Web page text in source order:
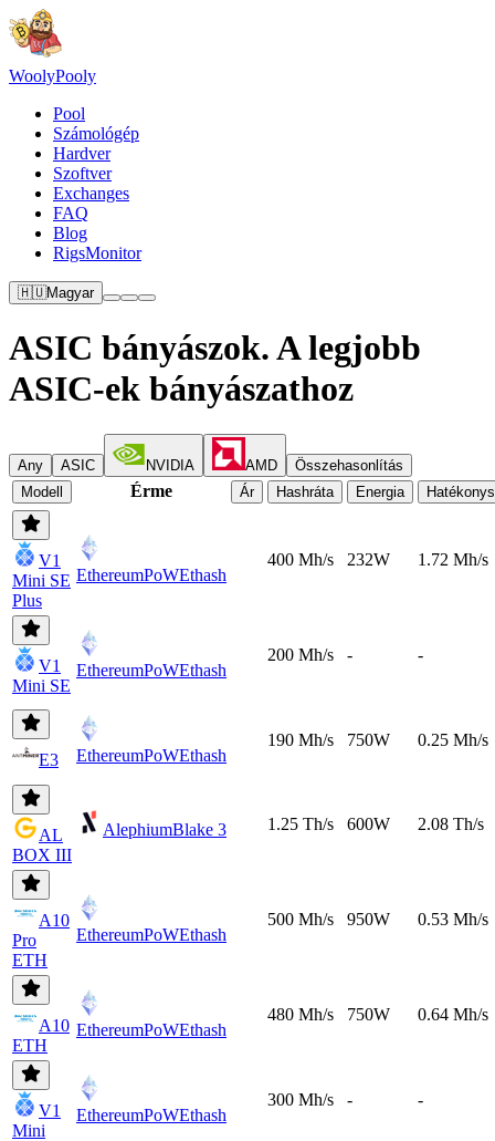
WoolyPooly
Pool
Számológép
Hardver
Szoftver
Exchanges
FAQ
Blog
RigsMonitor
🇭🇺Magyar
ASIC bányászok. A legjobb
ASIC-ek bányászathoz
Any ASIC NVIDIA AMD
Összehasonlítás
Modell
Érme Ár Hashráta Energia
V1
Mini SE
Plus
EthereumPoWEthash
400 Mh/s 232W 1.72 Mh/s
V1
Mini SE
EthereumPoWEthash
200 Mh/s - -
E3 EthereumPoWEthash
190 Mh/s 750W 0.25 Mh/s
AL
BOX III
AlephiumBlake 3 1.25 Th/s 600W 2.08 Th/s
A10
Pro
ETH
EthereumPoWEthash
500 Mh/s 950W 0.53 Mh/s
A10
ETH
EthereumPoWEthash
480 Mh/s 750W 0.64 Mh/s
V1
Mini
EthereumPoWEthash
300 Mh/s - -